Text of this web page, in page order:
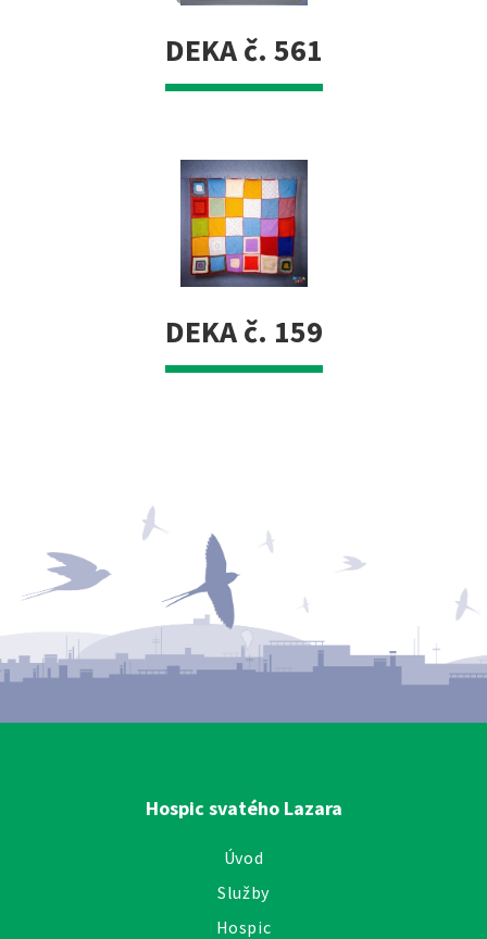
DEKA č. 561
DEKA č. 159
Hospic svatého Lazara
Úvod
Služby
Hospic